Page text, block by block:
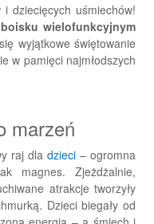
dziecięcych uśmiechów!
boisku wielofunkcyjnym
wyjątkowe świętowanie
w pamięci najmłodszych
marzeń
raj dla dzieci– ogromna
magnes. Zjeżdżalnie,
atrakcje tworzyły
Dzieci biegały od